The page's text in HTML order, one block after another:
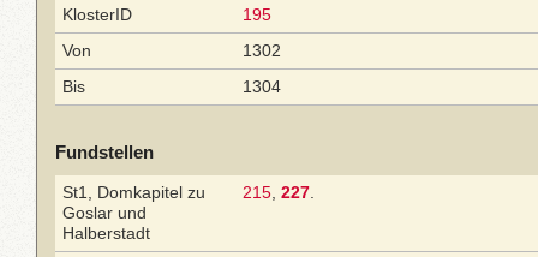
KlosterID
195
Von
1302
Bis
1304
Fundstellen
St1, Domkapitel zu
Goslar und
Halberstadt
215 227